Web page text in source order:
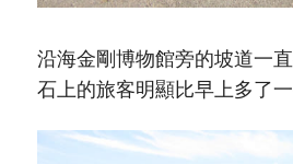
沿海金剛博物館旁的坡道一
石上的旅客明顯比早上多了一